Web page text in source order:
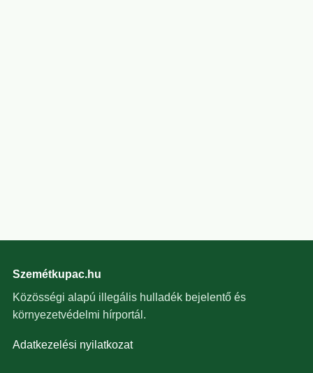
Szemétkupac.hu
Közösségi alapú illegális hulladék bejelentő és
környezetvédelmi hírportál.
Adatkezelési nyilatkozat